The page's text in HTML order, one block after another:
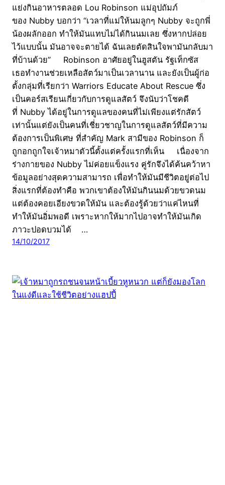
แย่งกินอาหารตลอด Lou Robinson แม่อุปถัมภ์
ของ Nubby บอกว่า “เวลาที่แม่ให้นมลูกๆ Nubby จะถูกพี่
น้องผลักออก ทำให้มันแทบไม่ได้กินนมเลย ซึ่งหากปล่อย
ไว้แบบนั้น มันอาจจะตายได้ ฉันเลยตัดสินใจพามันกลับมา
ที่บ้านด้วย” Robinson อาศัยอยู่ในฮูสตัน รัฐเท็กซัส
เธอทำงานช่วยเหลือสัตว์มาเป็นเวลานาน และยังเป็นผู้ก่อ
ตั้งกลุ่มที่เรียกว่า Warriors Educate About Rescue ซึ่ง
เป็นคอร์สเรียนเกี่ยวกับการดูแลสัตว์ จึงนับว่าโชคดี
ที่ Nubby ได้อยู่ในการดูแลของคนที่ไม่เพียงแต่รักสัตว์
เท่านั้นแต่ยังเป็นคนที่เชี่ยวชาญในการดูแลสัตว์ที่มีความ
ต้องการเป็นพิเศษ ที่สำคัญ Mark สามีของ Robinson ก็
ถูกอกถูกใจเจ้าหมาตัวนี้ตั้งแต่ครั้งแรกที่เห็น เนื่องจาก
ร่างกายของ Nubby ไม่ค่อยแข็งแรง คู่รักจึงได้ค้นคว้าหา
ข้อมูลอย่างสุดความสามารถ เพื่อทำให้มันมีชีวิตอยู่ต่อไป
สิ่งแรกที่ต้องทำคือ พวกเขาต้องให้มันกินนมด้วยขวดนม
แต่ต้องคอยเอียงขวดให้มัน และต้องรู้ด้วยว่าแค่ไหนที่
ทำให้มันอิ่มพอดี เพราะหากให้มากไปอาจทำให้มันเกิด
ภาวะปอดบวมได้ …
14/10/2017